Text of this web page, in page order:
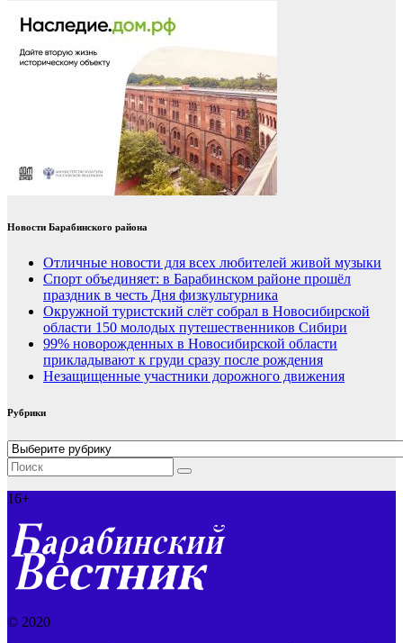
Новости Барабинского района
Отличные новости для всех любителей живой музыки
Спорт объединяет: в Барабинском районе прошёл
праздник в честь Дня физкультурника
Окружной туристский слёт собрал в Новосибирской
области 150 молодых путешественников Сибири
99% новорожденных в Новосибирской области
прикладывают к груди сразу после рождения
Незащищенные участники дорожного движения
Рубрики
Рубрики
16+
© 2020